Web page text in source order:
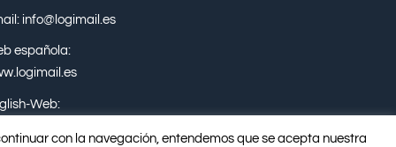
info@logimail.es
española:
Web:
con la navegación, entendemos que se acepta nuestra